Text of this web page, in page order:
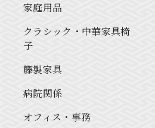
家庭用品
クラシック・中華家具椅
子
籐製家具
病院関係
オフィス・事務